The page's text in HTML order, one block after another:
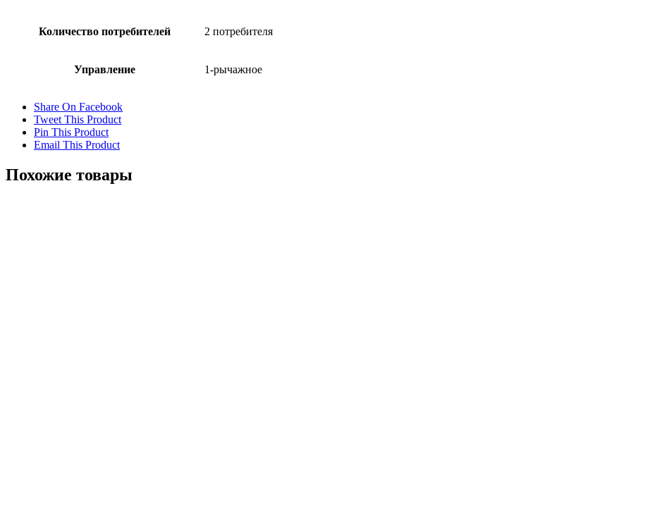
Количество потребителей 2 потребителя
Управление 1-рычажное
Share On Facebook
Tweet This Product
Pin This Product
Email This Product
Похожие товары